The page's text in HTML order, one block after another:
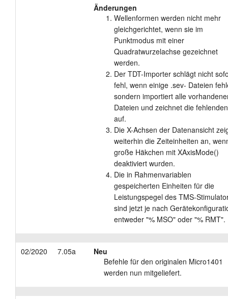
Änderungen
Wellenformen werden nicht mehr
gleichgerichtet, wenn sie im
Punktmodus mit einer
Quadratwurzelachse gezeichnet
werden.
Der TDT-Importer schlägt nicht
fehl, wenn einige .sev- Dateien
sondern importiert alle
Dateien und zeichnet die fehlenden
auf.
Die X-Achsen der Datenansicht
weiterhin die Zeiteinheiten an,
große Häkchen mit XAxisMode()
deaktiviert wurden.
Die in Rahmenvariablen
gespeicherten Einheiten für die
Leistungspegel des TMS-
sind jetzt je nach
entweder "% MSO" oder "% RMT".
02/2020 7.05a
Neu
Befehle für den originalen Micro1401
werden nun mitgeliefert.